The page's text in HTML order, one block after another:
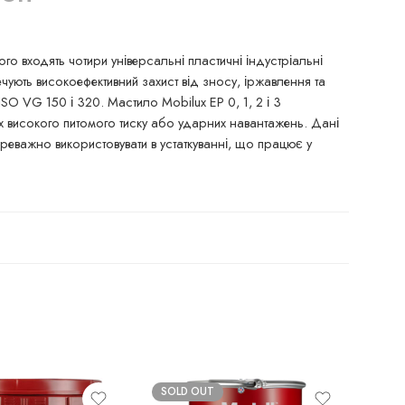
чотири універсальні пластичні індустріальні
високоефективний захист від зносу, іржавлення та
VG 150 і 320. Мастило Mobilux EP 0, 1, 2 і 3
питомого тиску або ударних навантажень. Дані
використовувати в устаткуванні, що працює у
SOLD OUT